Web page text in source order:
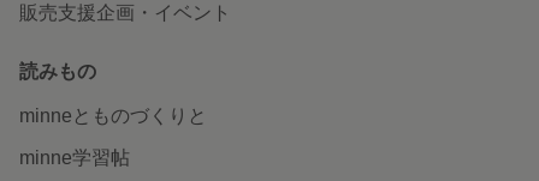
販売支援企画・イベント
読みもの
minneとものづくりと
minne学習帖